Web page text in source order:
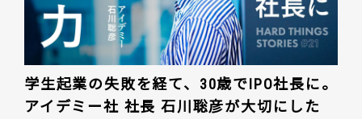
学生起業の失敗を経て、30歳でIPO社長に。
アイデミー社 社長 石川聡彦が大切にした